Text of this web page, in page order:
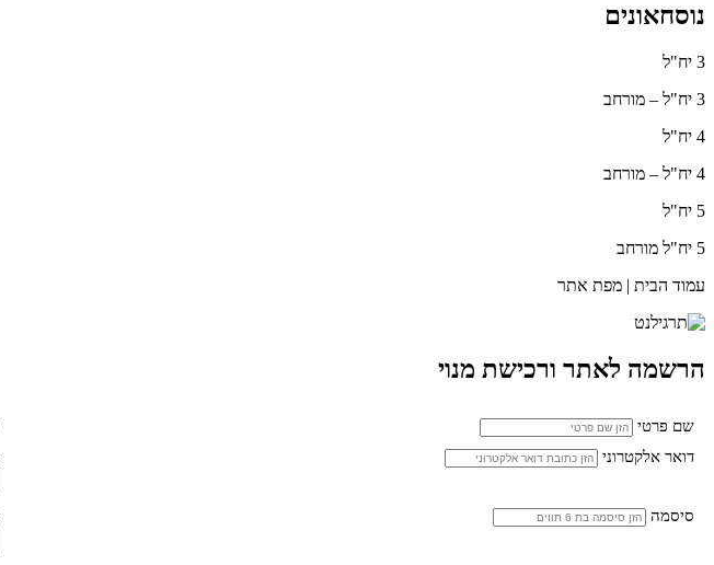
נוסחאונים
3 יח"ל
3 יח"ל – מורחב
4 יח"ל
4 יח"ל – מורחב
5 יח"ל
5 יח"ל מורחב
עמוד הבית | מפת אתר
הרשמה לאתר ורכישת מנוי
שם פרטי
דואר אלקטרוני
סיסמה